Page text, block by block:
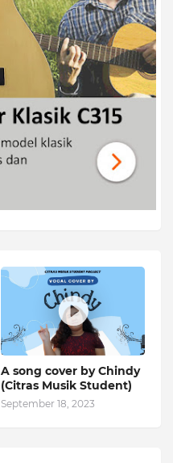
A song cover by Chindy
(Citras Musik Student)
September 18, 2023